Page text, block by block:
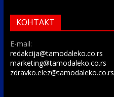
КОНТАКТ
E-mail:
redakcija@tamodaleko.co.rs
marketing@tamodaleko.co.rs
zdravko.elez@tamodaleko.co.rs